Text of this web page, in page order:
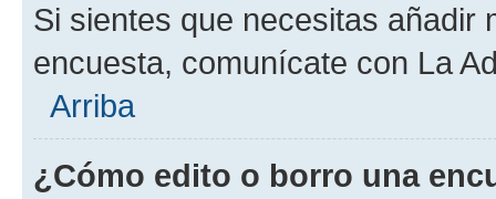
Si sientes que necesitas añadir
encuesta, comunícate con La
Arriba
¿Cómo edito o borro una